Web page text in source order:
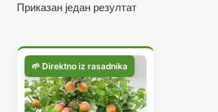
Приказан један резултат